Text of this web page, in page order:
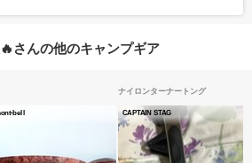
さんの他のキャンプギア
bell
ナイロンターナートング
CAPTAIN STAG